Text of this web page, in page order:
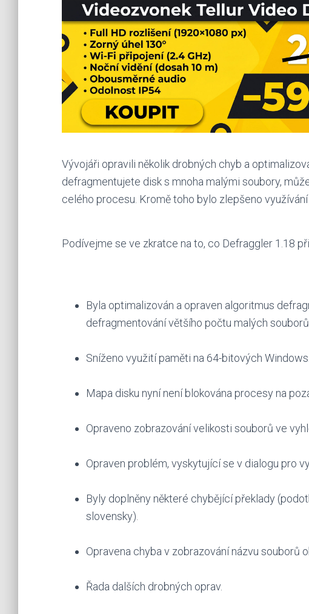
Vývojáři opravili několik drobných chyb a
defragmentujete disk s mnoha malými soubory,
celého procesu. Kromě toho bylo zlepšeno
Podívejme se ve zkratce na to, co Defraggler 1.18
Byla optimalizován a opraven algoritmus
defragmentování většího počtu malých souborů.
Sníženo využití paměti na 64-bitových Windows.
Mapa disku nyní není blokována procesy na
Opraveno zobrazování velikosti souborů ve
Opraven problém, vyskytující se v dialogu pro
Byly doplněny některé chybějící překlady
slovensky).
Opravena chyba v zobrazování názvu souborů
Řada dalších drobných oprav.